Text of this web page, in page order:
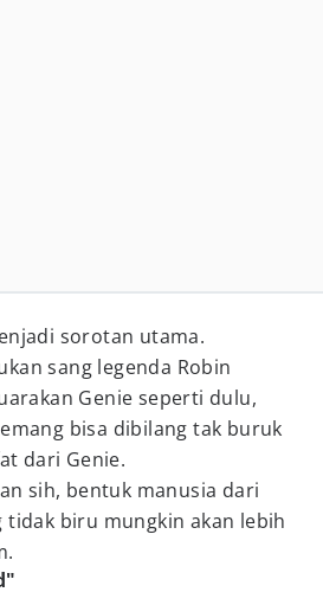
sorotan utama.
sang legenda Robin
Genie seperti dulu,
bisa dibilang tak buruk
dari Genie.
sih, bentuk manusia dari
tidak biru mungkin akan lebih